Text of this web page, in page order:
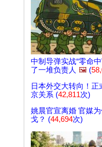
中制导弹实战“零命
了一堆负责人 🖼️ (
日本外交大转向！正
京关系 (42,811次)
姚晨官宣离婚 官媒
戈？ (44,694次)